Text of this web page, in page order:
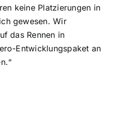
keine Platzierungen in
gewesen. Wir
das Rennen in
Entwicklungspaket an